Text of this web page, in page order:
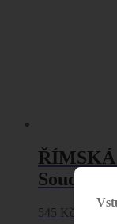
ŘÍMSKÁ
Soudek 5l
545 Kč